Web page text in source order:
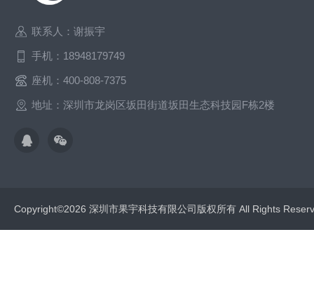
联系人：谢振宇
手机：18948179749
座机：400-808-7375
地址：深圳市龙岗区坂田街道坂田生态科技园F栋2楼
Copyright©2026 深圳市果宇科技有限公司版权所有 All Rights